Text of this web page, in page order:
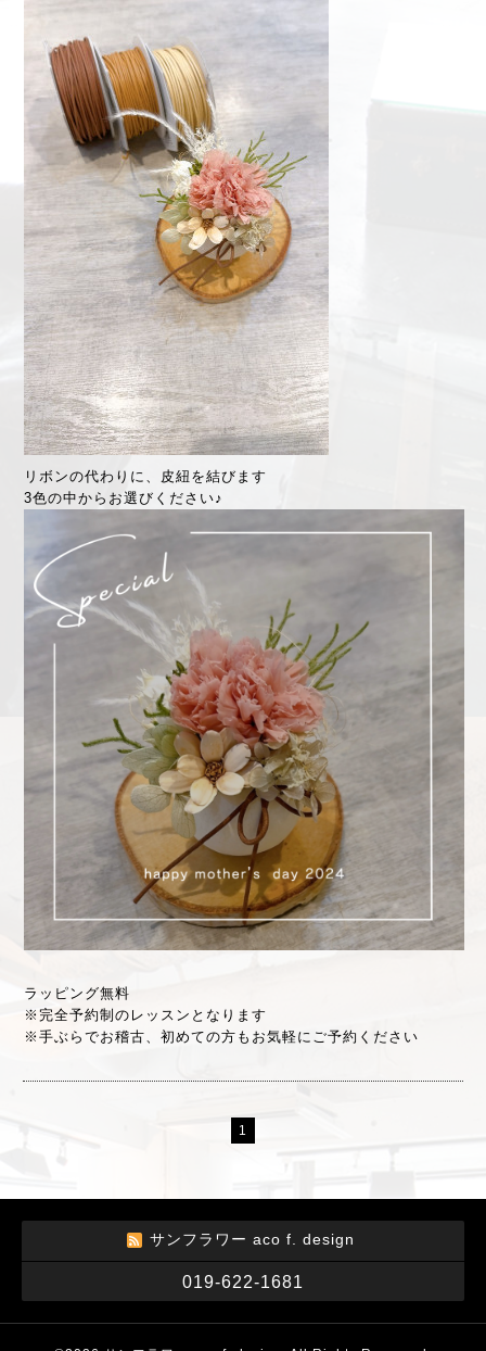
リボンの代わりに、皮紐を結びます
3色の中からお選びください♪
ラッピング無料
※完全予約制のレッスンとなります
※手ぶらでお稽古、初めての方もお気軽にご予約ください
1
サンフラワー aco f. design
019-622-1681